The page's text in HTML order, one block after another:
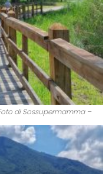
di Sossupermamma –